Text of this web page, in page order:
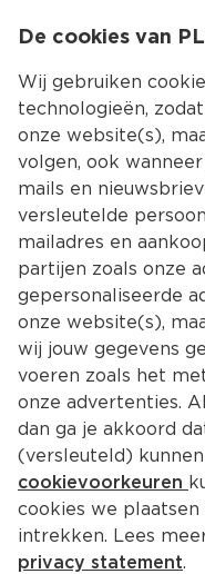
De cookies van
Wij gebruiken
technologieën,
onze website(s),
volgen, ook
mails en
versleutelde
mailadres en
partijen zoals onze
gepersonaliseerde
onze website(s),
wij jouw gegevens
voeren zoals het
onze advertenties.
dan ga je akkoord
(versleuteld)
cookievoorkeuren
cookies we
intrekken. Lees
privacy statement.